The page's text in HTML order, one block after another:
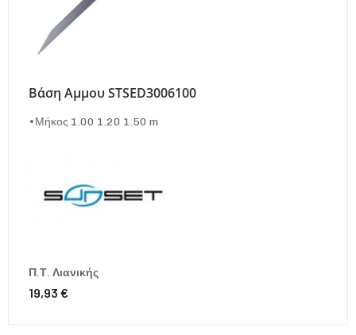
Βάση Αμμου STSED3006100
•Μήκος 1.00 1.20 1.50 m
Π.Τ. Λιανικής
19,93 €